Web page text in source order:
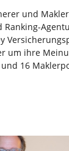
und
um ihre
16